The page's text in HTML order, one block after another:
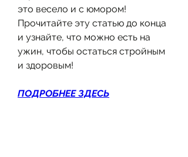
это весело и с юмором!
Прочитайте эту статью до конца
и узнайте, что можно есть на
ужин, чтобы остаться стройным
и здоровым!
ПОДРОБНЕЕ ЗДЕСЬ